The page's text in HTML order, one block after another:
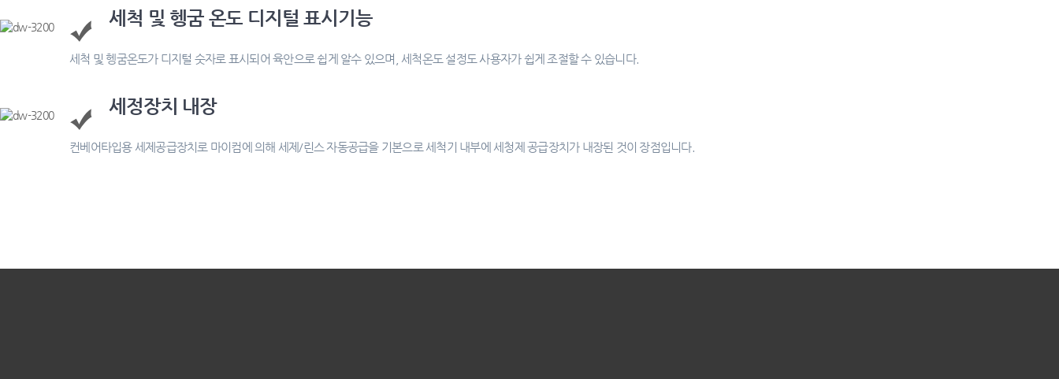
세척 및 헹굼 온도 디지털 표시기능
세척 및 헹굼온도가 디지털 숫자로 표시되어 육안으로 쉽게 알수 있으며, 세척온도 설정도 사용자가 쉽게 조절할 수 있습니다.
세정장치 내장
컨베어타입용 세제공급장치로 마이컴에 의해 세제/린스 자동공급을 기본으로 세척기 내부에 세청제 공급장치가 내장된 것이 장점입니다.